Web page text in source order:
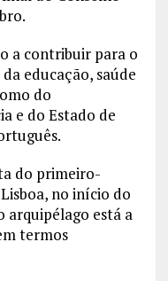
a contribuir para o
educação, saúde
do
e do Estado de
do primeiro-
no início do
arquipélago está a
termos